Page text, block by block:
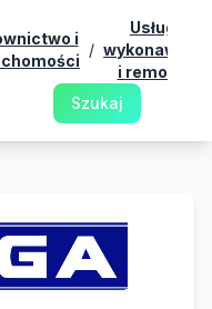
i
/
Usługi
wykonawcze
i remonty
Szukaj